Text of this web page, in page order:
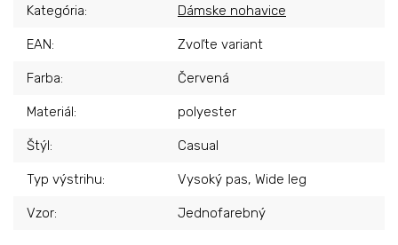
Kategória: Dámske nohavice
EAN: Zvoľte variant
Farba: Červená
Materiál: polyester
Štýl: Casual
Typ výstrihu: Vysoký pas, Wide leg
Vzor: Jednofarebný